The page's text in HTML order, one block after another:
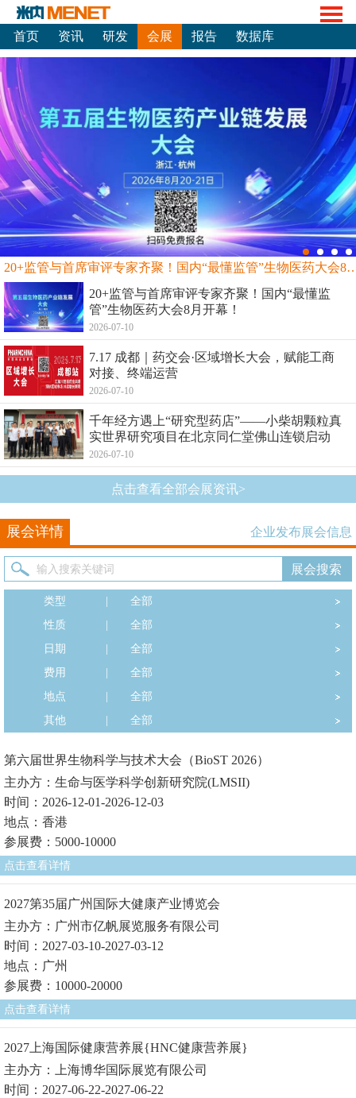
首页 资讯 研发 会展 报告 数据库
20+监管与首席审评专家齐聚！国内“最
20+监管与首席审评专家齐聚！国内“最懂监
管”生物医药大会8月开幕！
2026-07-10
7.17 成都｜药交会·区域增长大会，赋能工商
对接、终端运营
2026-07-10
千年经方遇上“研究型药店”——小柴胡颗粒真
实世界研究项目在北京同仁堂佛山连锁启动
2026-07-10
点击查看全部会展资讯>
展会详情 企业发布展会信息
类型
全部
性质
全部
日期
全部
费用
全部
地点
全部
其他
全部
第六届世界生物科学与技术大会（BioST 2026）
主办方：生命与医学科学创新研究院(LMSII)
时间：2026-12-01-2026-12-03
地点：香港
参展费：5000-10000
点击查看详情
2027第35届广州国际大健康产业博览会
主办方：广州市亿帆展览服务有限公司
时间：2027-03-10-2027-03-12
地点：广州
参展费：10000-20000
点击查看详情
2027上海国际健康营养展{HNC健康营养展}
主办方：上海博华国际展览有限公司
时间：2027-06-22-2027-06-22